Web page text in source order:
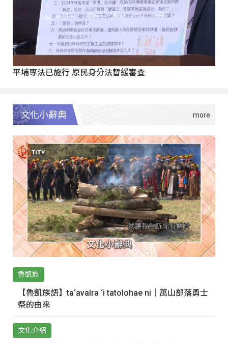
平埔專法已施行 原民身分法暫緩審查
文化小辭典
魯凱族
【魯凱族語】ta‘avalra ‘i tatolohae ni｜萬山部落勇士
祭的由來
文化介紹